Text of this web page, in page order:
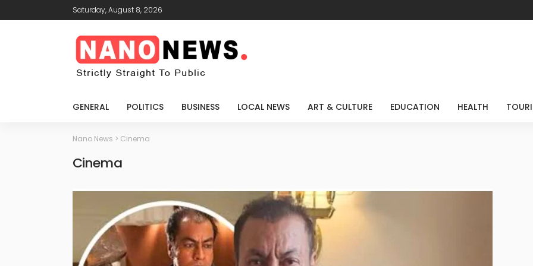
Saturday, August 8, 2026
GENERAL POLITICS BUSINESS LOCAL NEWS ART & CULTURE EDUCATION HEALTH
Nano News > Cinema
Cinema